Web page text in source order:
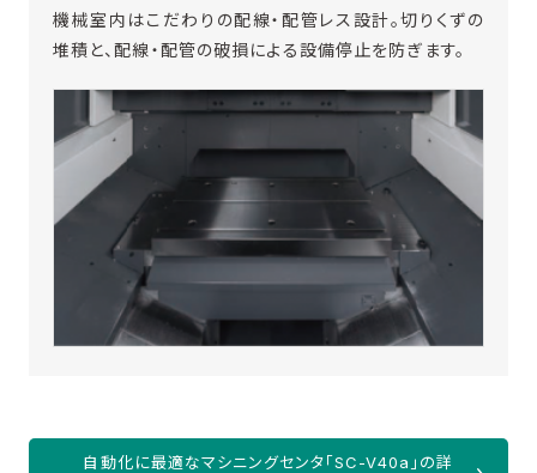
機械室内はこだわりの配線・配管レス設計。切りくずの
堆積と、配線・配管の破損による設備停止を防ぎます。
自動化に最適なマシニングセンタ「SC-V40a」の詳